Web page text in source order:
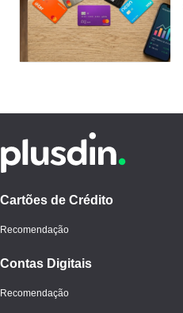
Cartões de Crédito
Recomendação
Contas Digitais
Recomendação